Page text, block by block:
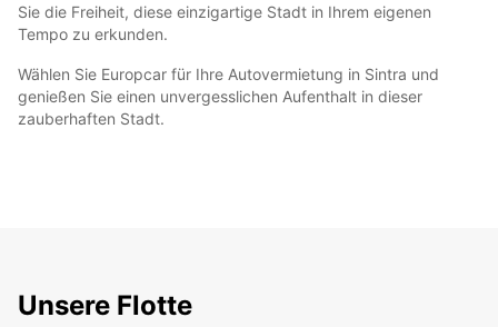
Sie die Freiheit, diese einzigartige Stadt in Ihrem eigenen
Tempo zu erkunden.
Wählen Sie Europcar für Ihre Autovermietung in Sintra und
genießen Sie einen unvergesslichen Aufenthalt in dieser
zauberhaften Stadt.
Unsere Flotte